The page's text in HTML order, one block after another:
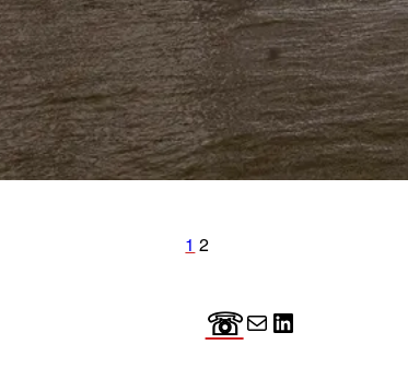
1 2
☏E-mailLinkedIn